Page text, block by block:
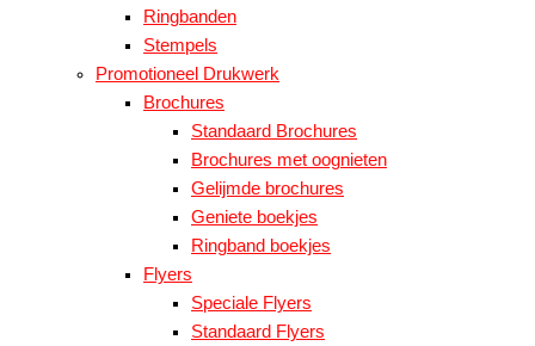
Ringbanden
Stempels
Promotioneel Drukwerk
Brochures
Standaard Brochures
Brochures met oognieten
Gelijmde brochures
Geniete boekjes
Ringband boekjes
Flyers
Speciale Flyers
Standaard Flyers